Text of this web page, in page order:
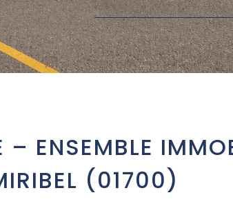
– ENSEMBLE
(01700)